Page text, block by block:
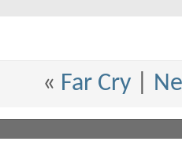
« Far Cry